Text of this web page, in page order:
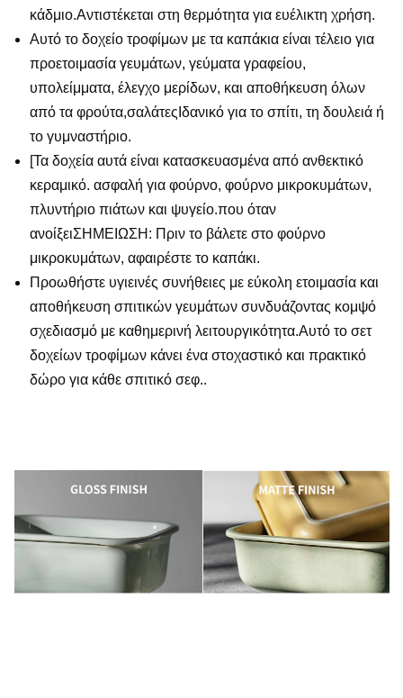
κάδμιο.Αντιστέκεται στη θερμότητα για ευέλικτη χρήση.
Αυτό το δοχείο τροφίμων με τα καπάκια είναι τέλειο για
προετοιμασία γευμάτων, γεύματα γραφείου,
υπολείμματα, έλεγχο μερίδων, και αποθήκευση όλων
από τα φρούτα,σαλάτεςΙδανικό για το σπίτι, τη δουλειά ή
το γυμναστήριο.
[Τα δοχεία αυτά είναι κατασκευασμένα από ανθεκτικό
κεραμικό. ασφαλή για φούρνο, φούρνο μικροκυμάτων,
πλυντήριο πιάτων και ψυγείο.που όταν
ανοίξειΣΗΜΕΙΩΣΗ: Πριν το βάλετε στο φούρνο
μικροκυμάτων, αφαιρέστε το καπάκι.
Προωθήστε υγιεινές συνήθειες με εύκολη ετοιμασία και
αποθήκευση σπιτικών γευμάτων συνδυάζοντας κομψό
σχεδιασμό με καθημερινή λειτουργικότητα.Αυτό το σετ
δοχείων τροφίμων κάνει ένα στοχαστικό και πρακτικό
δώρο για κάθε σπιτικό σεφ..